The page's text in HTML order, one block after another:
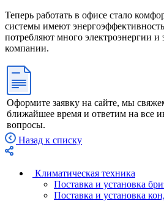
Теперь работать в офисе стало
системы имеют
потребляют много электроэнергии
компании.
Оформите заявку на сайте, мы
ближайшее время и ответим на все
вопросы.
Назад к списку
Климатическая техника
Поставка и установка
Поставка и установка